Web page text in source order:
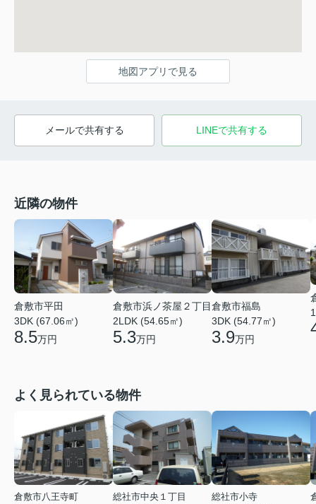
地図アプリで見る
メールで共有する LINEで共有する
近隣の物件
倉敷市平田
3DK (67.06㎡)
8.5万円
倉敷市浜ノ茶屋２丁目
2LDK (54.65㎡)
5.3万円
倉敷市福島
3DK (54.77㎡)
3.9万円
よく見られている物件
倉敷市八王寺町
総社市中央１丁目
総社市小寺